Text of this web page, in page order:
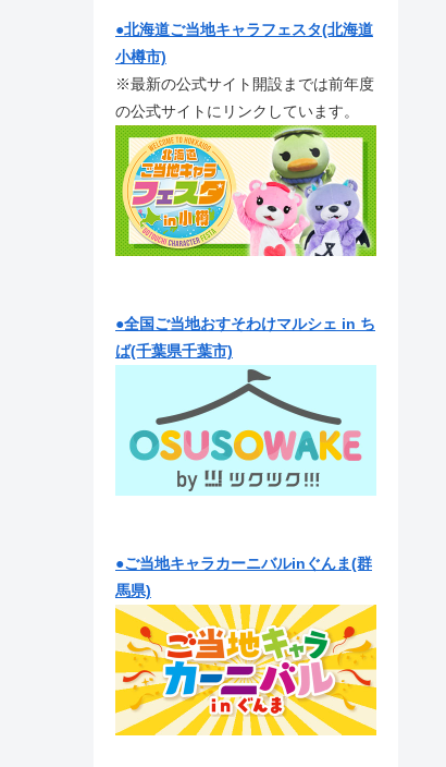
●北海道ご当地キャラフェスタ(北海道
小樽市)
※最新の公式サイト開設までは前年度
の公式サイトにリンクしています。
●全国ご当地おすそわけマルシェ in ち
ば(千葉県千葉市)
●ご当地キャラカーニバルinぐんま(群
馬県)